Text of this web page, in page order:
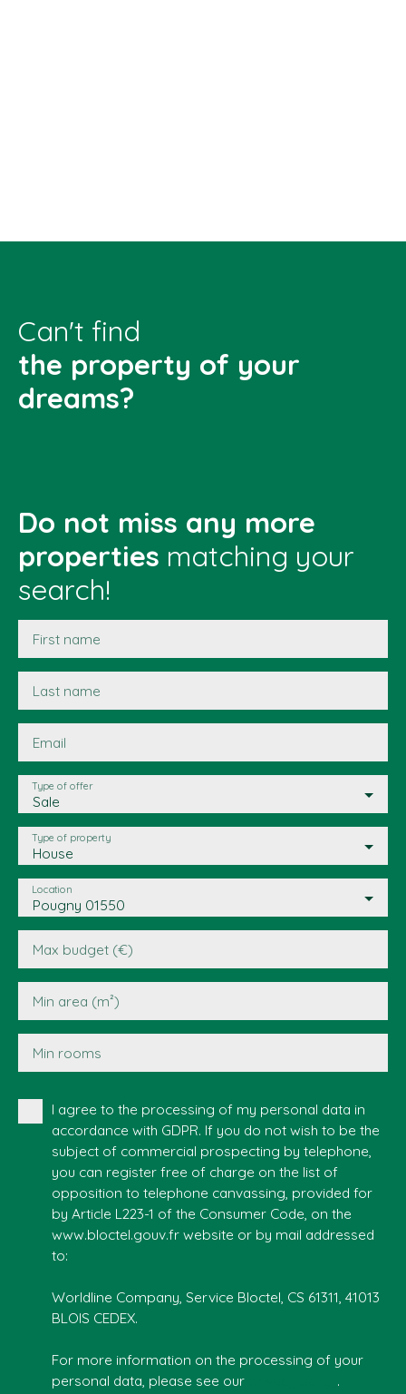
Can't find
the property of your
dreams?
Do not miss any more
properties matching your
search!
First name
Last name
Email
Sale
Type of offer
House
Type of property
Pougny 01550
Location
Max budget (€)
Min area (m²)
Min rooms
I agree to the processing of my personal data in
accordance with GDPR. If you do not wish to be the
subject of commercial prospecting by telephone,
you can register free of charge on the list of
opposition to telephone canvassing, provided for
by Article L223-1 of the Consumer Code, on the
www.bloctel.gouv.fr website or by mail addressed
to:
Worldline Company, Service Bloctel, CS 61311, 41013
BLOIS CEDEX.
For more information on the processing of your
personal data, please see our
.